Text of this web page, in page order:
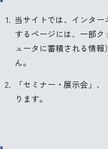
当サイトでは、インタ
するページには、一部
ュータに蓄積される情
ん。
「セミナー・展示会」
ります。